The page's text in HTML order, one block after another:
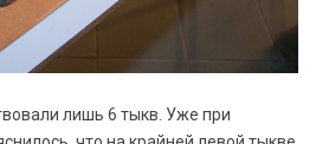
лишь 6 тыкв. Уже при